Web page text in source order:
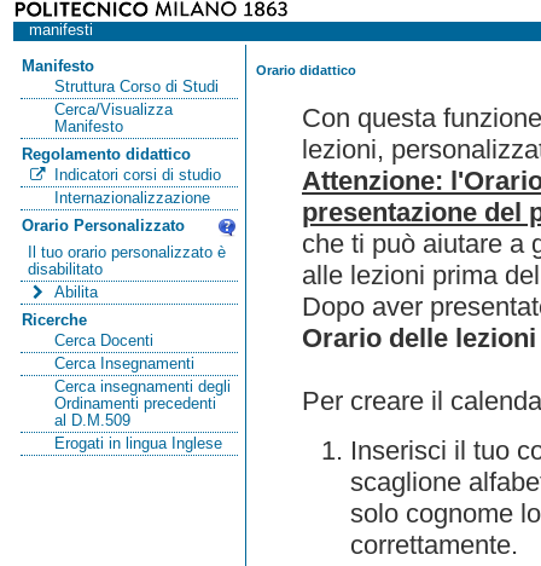
manifesti
Manifesto
Struttura Corso di Studi
Cerca/Visualizza
Manifesto
Regolamento didattico
Indicatori corsi di studio
Internazionalizzazione
Orario Personalizzato
Il tuo orario personalizzato è
disabilitato
Abilita
Ricerche
Cerca Docenti
Cerca Insegnamenti
Cerca insegnamenti degli
Ordinamenti precedenti
al D.M.509
Erogati in lingua Inglese
Orario didattico
Con questa
lezioni,
Attenzione:
presentazione del
che ti può aiutare a
alle lezioni prima
Dopo aver
Orario delle lezioni
Per creare il
Inserisci il tuo
scaglione
solo cognome
correttamente.